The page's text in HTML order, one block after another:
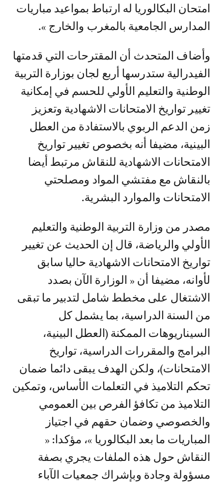
امتحان البكالوريا له ارتباط بمواعيد مباريات
المدارس الجامعية بالمغرب والخارج ».
وأضاف المتحدث أن المقترحات التي قدمتها
الفيدرالية ستدرسها أربع لجان بوزارة التربية
الوطنية والتعليم الأولي للحسم في إمكانية
تغيير تواريخ الامتحانات الاشهادية وتعزيز
زمن الدعم الربوي بالاستفادة من العطل
البينية، مضيفا أنه بخصوص تغيير تواريخ
الامتحانات الاشهادية للنقاش مرتبط أيضا
بالنقاش مع مفتشي المواد ومصلحتي
الامتحانات والموارد البشرية.
مصدر من وزارة التربية الوطنية والتعليم
الأولي والرياضة، قال إن الحديث عن تغيير
تواريخ الامتحانات الاشهادية حاليا سابق
لأوانه، مضيفا أن « الوزارة الآن بصدد
الاشتغال على مخطط شامل لتدبير ما تبقى
من السنة الدراسية، بما يشمل كل
السيناريوهات الممكنة (العطل البينية،
البرامج والمقررات الدراسية، تواريخ
الامتحانات)، ولكن الهدف يبقى دائما ضمان
تحكم التلاميذ في التعلمات الأساس، وتمكين
التلاميذ من تكافؤ الفرص بين العمومي
والخصوصي وضمان حقهم في اجتياز
المباريات ما بعد البكالوريا »، مؤكدا: «
النقاش حول هذه الملفات يجري بصفة
مسؤولة وجادة وبإشراك جمعيات الآباء